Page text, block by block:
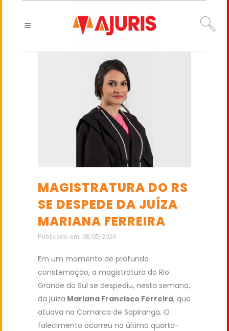
MAGISTRATURA DO RS
SE DESPEDE DA JUÍZA
MARIANA FERREIRA
Publicado em: 08/05/2026
Em um momento de profunda
consternação, a magistratura do Rio
Grande do Sul se despediu, nesta semana,
da juíza Mariana Francisco Ferreira, que
atuava na Comarca de Sapiranga. O
falecimento ocorreu na última quarta-